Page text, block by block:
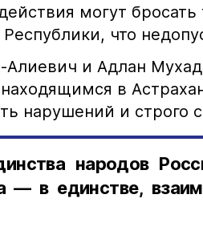
могут бросать
что
и Адлан
в
нарушений и строго
народов
— в единстве,